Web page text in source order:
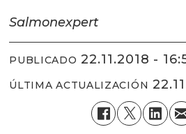
Salmonexpert
PUBLICADO 22.11.2018 -
ÚLTIMA ACTUALIZACIÓN